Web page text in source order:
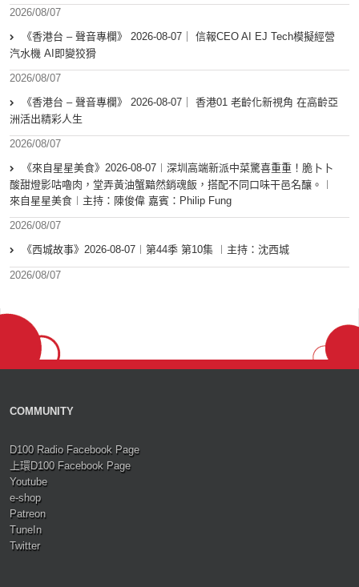
2026/08/07
《香港台 – 聲音專欄》 2026-08-07｜ 信報CEO AI EJ Tech模擬經營
汽水機 AI即變狡猾
2026/08/07
《香港台 – 聲音專欄》 2026-08-07｜ 香港01 老齡化新視角 在高齡亞
洲活出精彩人生
2026/08/07
《來自星星美食》2026-08-07︱深圳高端新派中菜驚喜重重！脆卜卜
酸甜燈影咕嚕肉，堂弄黃油蟹黯然銷魂飯，搭配不同口味干邑名釀。︱
來自星星美食︱主持：陳俊偉 嘉賓：Philip Fung
2026/08/07
《西城故事》2026-08-07︱第44季 第10集 ︱主持：沈西城
2026/08/07
COMMUNITY
D100 Radio Facebook Page
上環D100 Facebook Page
Youtube
e-shop
Patreon
TuneIn
Twitter